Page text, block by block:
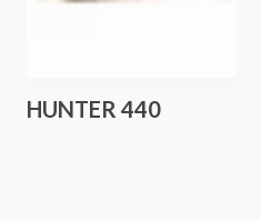
HUNTER 440